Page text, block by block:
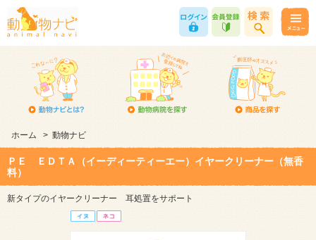
ホーム > 動物ナビ
ＰＥ ＥＤＴＡ（イーディーティーエー）イヤークリーナー（無香
料）
新タイプのイヤークリーナー 耳処置をサポート